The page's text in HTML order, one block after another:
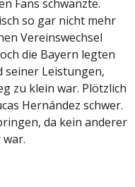
Fans schwänzte.
so gar nicht mehr
Vereinswechsel
die Bayern legten
seiner Leistungen,
zu klein war. Plötzlich
Hernández schwer.
da kein anderer